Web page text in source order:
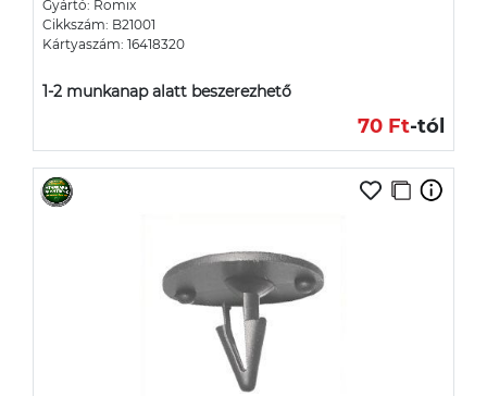
Gyártó: Romix
Cikkszám: B21001
Kártyaszám: 16418320
1-2 munkanap alatt beszerezhető
70 Ft-tól